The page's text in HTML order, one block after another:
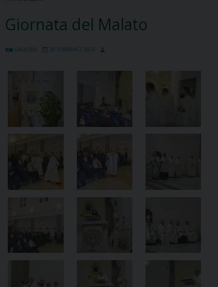
Giornata del Malato
GALLERIA 20 FEBBRAIO 2024